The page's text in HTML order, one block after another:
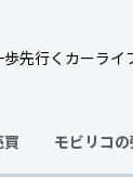
歩先行くカーライ
モビリコ